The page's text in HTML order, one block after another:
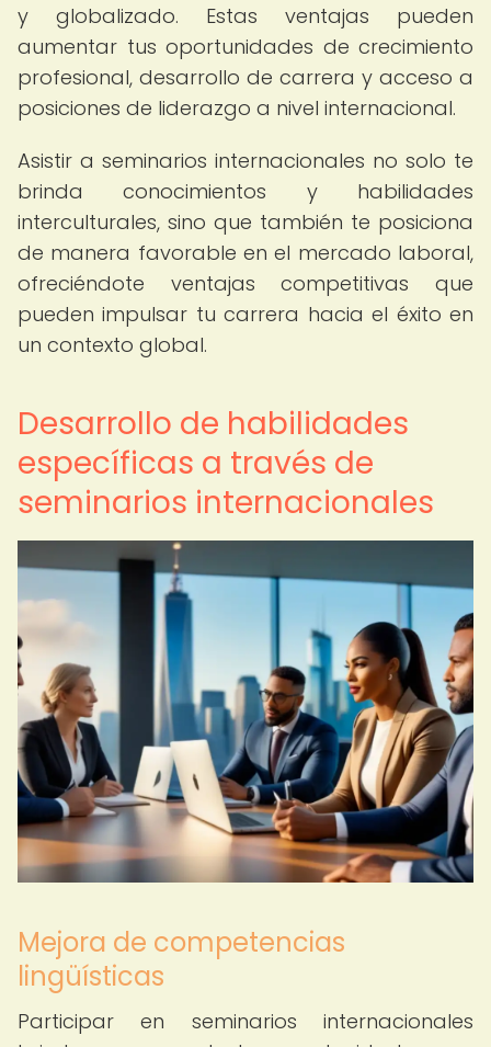
y globalizado. Estas ventajas pueden
aumentar tus oportunidades de crecimiento
profesional, desarrollo de carrera y acceso a
posiciones de liderazgo a nivel internacional.
Asistir a seminarios internacionales no solo te
brinda conocimientos y habilidades
interculturales, sino que también te posiciona
de manera favorable en el mercado laboral,
ofreciéndote ventajas competitivas que
pueden impulsar tu carrera hacia el éxito en
un contexto global.
Desarrollo de habilidades
específicas a través de
seminarios internacionales
Mejora de competencias
lingüísticas
Participar en seminarios internacionales